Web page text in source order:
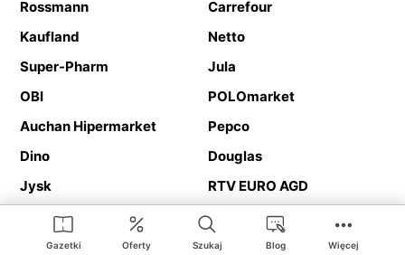
Gazetki Oferty Szukaj Blog Więcej
Rossmann
Carrefour
Kaufland
Netto
Super-Pharm
Jula
OBI
POLOmarket
Auchan Hipermarket
Pepco
Dino
Douglas
Jysk
RTV EURO AGD
Action
Media Expert
Deichmann
Media Markt